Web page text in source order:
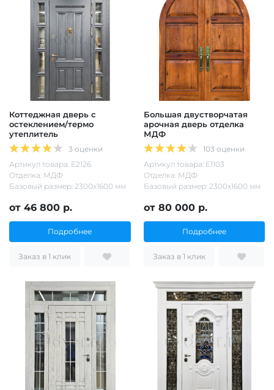
Коттеджная дверь с
остеклением/термо
утеплитель
3 оценки
Артикул товара: Е2126
Отделка: МДФ
Базовый размер: 2300х1600 мм
от 46 800 р.
Подробнее
Заказ в 1 клик
Большая двустворчатая
арочная дверь отделка
МДФ
103 оценки
Артикул товара: Е1103
Отделка: МДФ
Базовый размер: 2300х1600 мм
от 80 000 р.
Подробнее
Заказ в 1 клик